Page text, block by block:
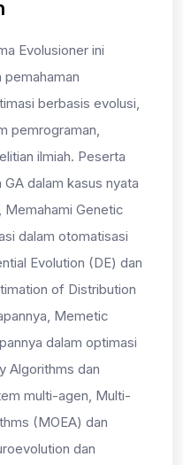
Evolusioner ini
berbasis evolusi,
pemrograman,
ilmiah. Peserta
dalam kasus nyata
Memahami Genetic
dalam otomatisasi
Evolution (DE) dan
of Distribution
Memetic
dalam optimasi
Algorithms dan
multi-agen, Multi-
(MOEA) dan
dan